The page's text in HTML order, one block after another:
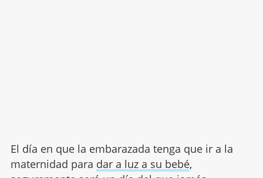
El día en que la embarazada tenga que ir a la
maternidad para dar a luz a su bebé,